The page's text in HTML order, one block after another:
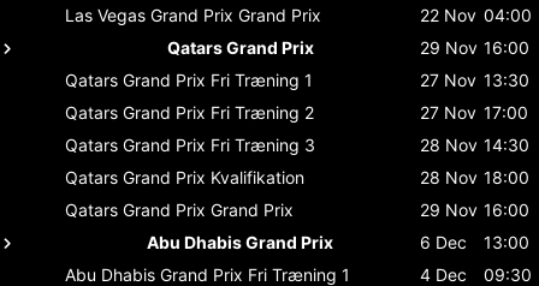
Las Vegas Grand Prix Grand Prix 22 Nov 04:00
Qatars Grand Prix
29 Nov 16:00
Qatars Grand Prix Fri Træning 1 27 Nov 13:30
Qatars Grand Prix Fri Træning 2 27 Nov 17:00
Qatars Grand Prix Fri Træning 3 28 Nov 14:30
Qatars Grand Prix Kvalifikation 28 Nov 18:00
Qatars Grand Prix Grand Prix 29 Nov 16:00
Abu Dhabis Grand Prix
6 Dec
13:00
Abu Dhabis Grand Prix Fri Træning 1 4 Dec
09:30